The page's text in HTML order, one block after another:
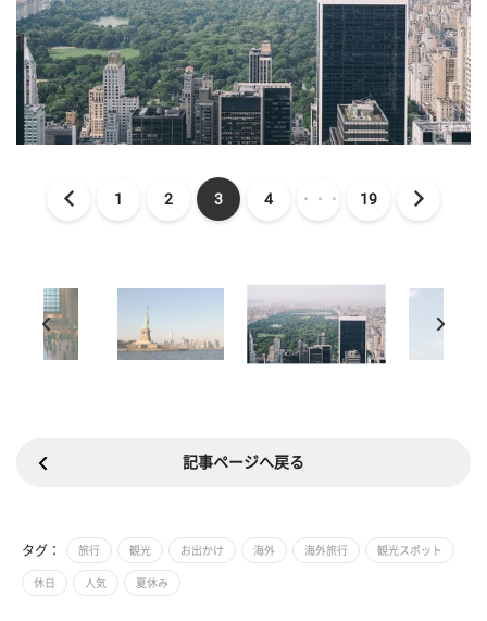
1 2 3 4 ・・・ 19
記事ページへ戻る
タグ： 旅行 観光 お出かけ 海外 海外旅行 観光スポット
休日 人気 夏休み